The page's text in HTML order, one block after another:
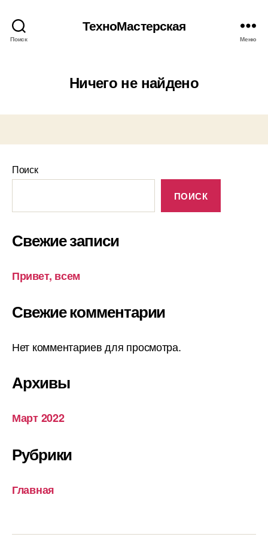
Поиск
ТехноМастерская
Меню
Ничего не найдено
Поиск
ПОИСК
Свежие записи
Привет, всем
Свежие комментарии
Нет комментариев для просмотра.
Архивы
Март 2022
Рубрики
Главная